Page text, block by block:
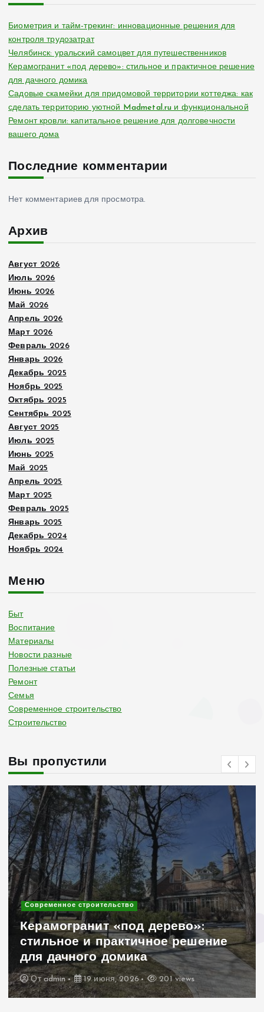
Биометрия и тайм-трекинг: инновационные решения для
контроля трудозатрат
Челябинск: уральский самоцвет для путешественников
Керамогранит «под дерево»: стильное и практичное решение
для дачного домика
Садовые скамейки для придомовой территории коттеджа: как
сделать территорию уютной Madmetal.ru и функциональной
Ремонт кровли: капитальное решение для долговечности
вашего дома
Последние комментарии
Нет комментариев для просмотра.
Архив
Август 2026
Июль 2026
Июнь 2026
Май 2026
Апрель 2026
Март 2026
Февраль 2026
Январь 2026
Декабрь 2025
Ноябрь 2025
Октябрь 2025
Сентябрь 2025
Август 2025
Июль 2025
Июнь 2025
Май 2025
Апрель 2025
Март 2025
Февраль 2025
Январь 2025
Декабрь 2024
Ноябрь 2024
Меню
Быт
Воспитание
Материалы
Новости разные
Полезные статьи
Ремонт
Семья
Современное строительство
Строительство
Вы пропустили
Современное строительство
Керамогранит «под дерево»:
стильное и практичное решение
для дачного домика
Отadmin 19 июня, 2026 201 views